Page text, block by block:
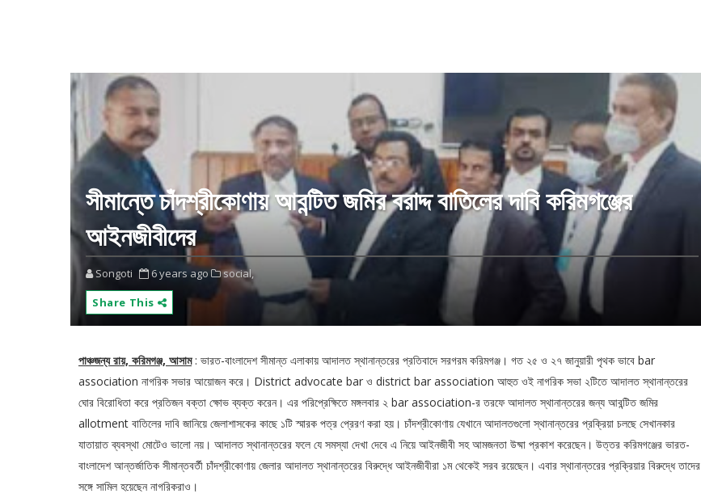
সীমান্তে চাঁদশ্রীকোণায় আবন্টিত জমির বরাদ্দ বাতিলের দাবি করিমগঞ্জের
আইনজীবীদের
Songoti 6 years ago
social,
Share This
পাঞ্চজন্য রায়, করিমগঞ্জ, আসাম: ভারত-বাংলাদেশ সীমান্ত এলাকায় আদালত স্থানান্তরের প্রতিবাদে সরগরম করিমগঞ্জ। গত ২৫ ও ২৭ জানুয়ারী পৃথক ভাবে bar
association নাগরিক সভার আয়োজন করে। District advocate bar ও district bar association আহুত ওই নাগরিক সভা ২টিতে আদালত স্থানান্তরের
ঘোর বিরোধিতা করে প্রতিজন বক্তা ক্ষোভ ব্যক্ত করেন। এর পরিপ্রেক্ষিতে মঙ্গলবার ২ bar association-র তরফে আদালত স্থানান্তরের জন্য আবন্টিত জমির
allotment বাতিলের দাবি জানিয়ে জেলাশাসকের কাছে ১টি স্মারক পত্র প্রেরণ করা হয়। চাঁদশ্রীকোণায় যেখানে আদালতগুলো স্থানান্তরের প্রক্রিয়া চলছে সেখানকার
যাতায়াত ব্যবস্থা মোটেও ভালো নয়। আদালত স্থানান্তরের ফলে যে সমস্যা দেখা দেবে এ নিয়ে আইনজীবী সহ আমজনতা উষ্মা প্রকাশ করেছেন। উত্তর করিমগঞ্জের ভারত-
বাংলাদেশ আন্তর্জাতিক সীমান্তবর্তী চাঁদশ্রীকোণায় জেলার আদালত স্থানান্তরের বিরুদ্ধে আইনজীবীরা ১ম থেকেই সরব রয়েছেন। এবার স্থানান্তরের প্রক্রিয়ার বিরুদ্ধে তাদের
সঙ্গে সামিল হয়েছেন নাগরিকরাও।